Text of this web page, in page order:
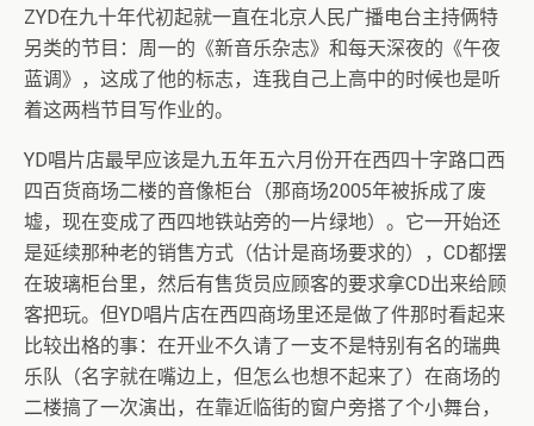
ZYD在九十年代初起就一直在北京人民广播电台主持俩特
另类的节目：周一的《新音乐杂志》和每天深夜的《午夜
蓝调》，这成了他的标志，连我自己上高中的时候也是听
着这两档节目写作业的。
YD唱片店最早应该是九五年五六月份开在西四十字路口西
四百货商场二楼的音像柜台（那商场2005年被拆成了废
墟，现在变成了西四地铁站旁的一片绿地）。它一开始还
是延续那种老的销售方式（估计是商场要求的），CD都摆
在玻璃柜台里，然后有售货员应顾客的要求拿CD出来给顾
客把玩。但YD唱片店在西四商场里还是做了件那时看起来
比较出格的事：在开业不久请了一支不是特别有名的瑞典
乐队（名字就在嘴边上，但怎么也想不起来了）在商场的
二楼搞了一次演出，在靠近临街的窗户旁搭了个小舞台，